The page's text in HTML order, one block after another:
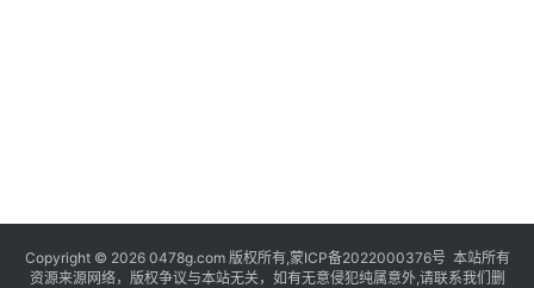
Copyright © 2026 0478g.com 版权所有,蒙ICP备2022000376号 本站所有
资源来源网络，版权争议与本站无关，如有无意侵犯纯属意外,请联系我们删